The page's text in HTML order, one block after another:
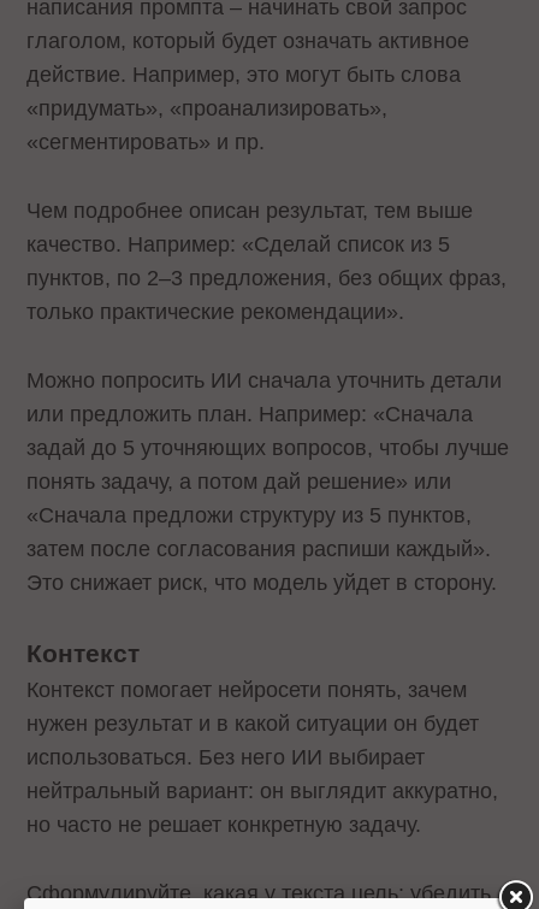
написания промпта – начинать свой запрос
глаголом, который будет означать активное
действие. Например, это могут быть слова
«придумать», «проанализировать»,
«сегментировать» и пр.
Чем подробнее описан результат, тем выше
качество. Например: «Сделай список из 5
пунктов, по 2–3 предложения, без общих фраз,
только практические рекомендации».
Можно попросить ИИ сначала уточнить детали
или предложить план. Например: «Сначала
задай до 5 уточняющих вопросов, чтобы лучше
понять задачу, а потом дай решение» или
«Сначала предложи структуру из 5 пунктов,
затем после согласования распиши каждый».
Это снижает риск, что модель уйдет в сторону.
Контекст
Контекст помогает нейросети понять, зачем
нужен результат и в какой ситуации он будет
использоваться. Без него ИИ выбирает
нейтральный вариант: он выглядит аккуратно,
но часто не решает конкретную задачу.
Сформулируйте, какая у текста цель: убедить,